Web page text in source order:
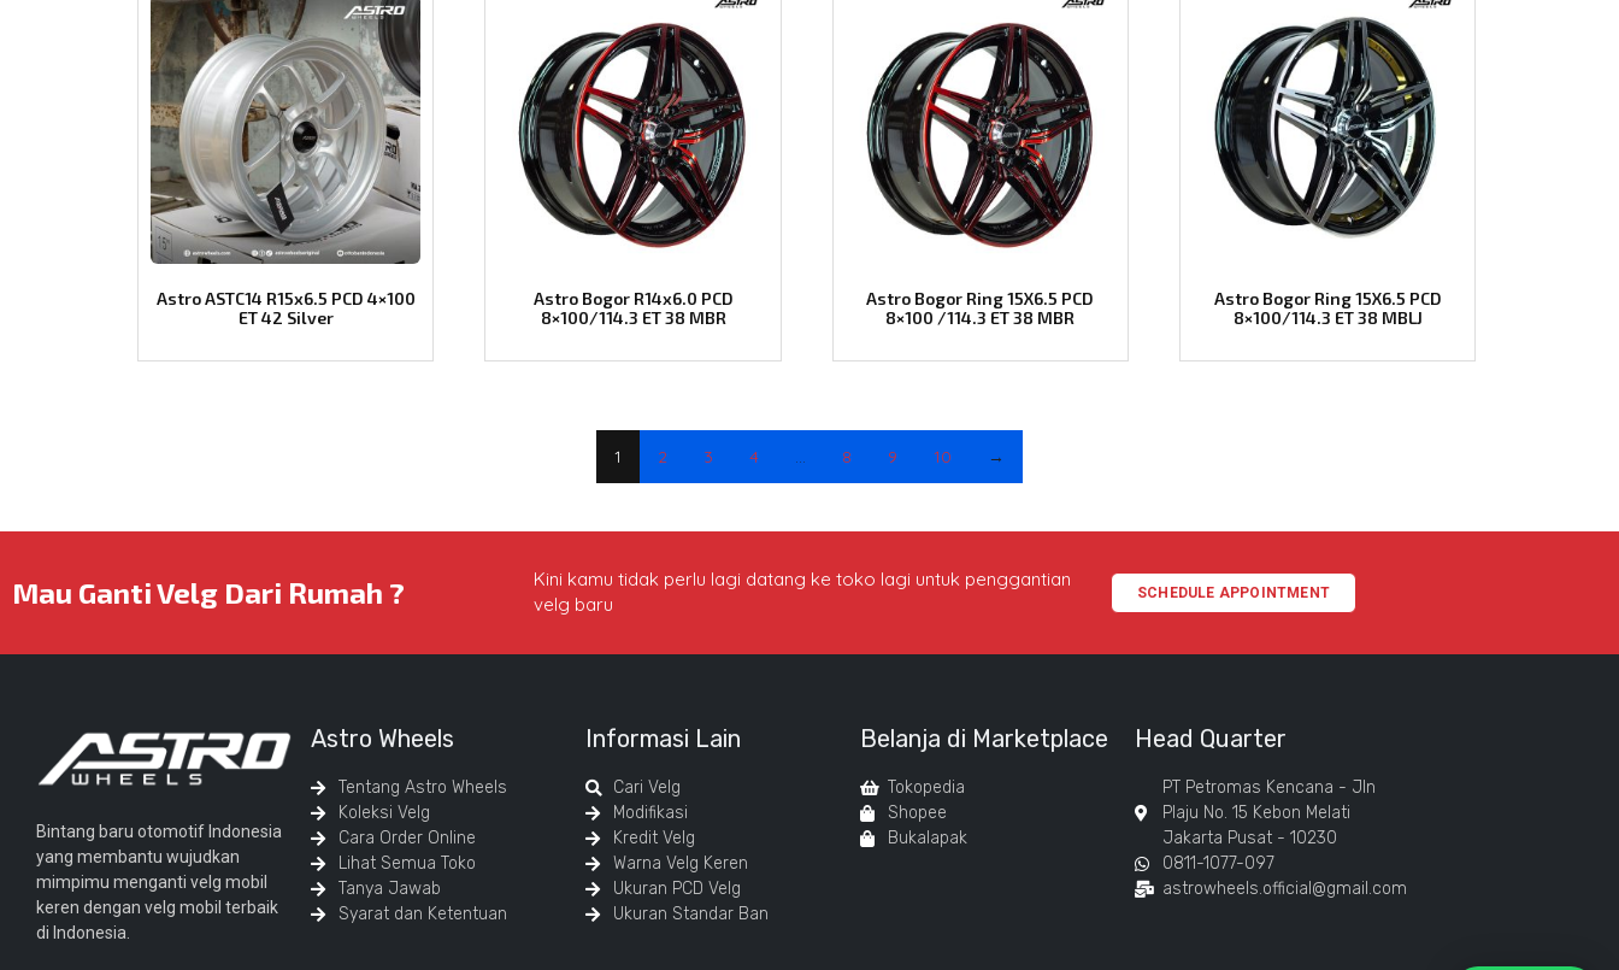
Astro ASTC14 R15x6.5 PCD 4×100
ET 42 Silver
Astro Bogor R14x6.0 PCD
8×100/114.3 ET 38 MBR
Astro Bogor Ring 15X6.5 PCD
8×100 /114.3 ET 38 MBR
Astro Bogor Ring 15X6.5 PCD
8×100/114.3 ET 38 MBLJ
1 2 3 4 … 8 9 10 →
Mau Ganti Velg Dari Rumah ?
Kini kamu tidak perlu lagi datang ke toko lagi untuk penggantian
velg baru
SCHEDULE APPOINTMENT
Bintang baru otomotif Indonesia
yang membantu wujudkan
mimpimu menganti velg mobil
keren dengan velg mobil terbaik
di Indonesia.
Astro Wheels
Tentang Astro Wheels
Koleksi Velg
Cara Order Online
Lihat Semua Toko
Tanya Jawab
Syarat dan Ketentuan
Informasi Lain
Cari Velg
Modifikasi
Kredit Velg
Warna Velg Keren
Ukuran PCD Velg
Ukuran Standar Ban
Belanja di Marketplace
Tokopedia
Shopee
Bukalapak
Head Quarter
PT Petromas Kencana - Jln
Plaju No. 15 Kebon Melati
Jakarta Pusat - 10230
0811-1077-097
astrowheels.official@gmail.com